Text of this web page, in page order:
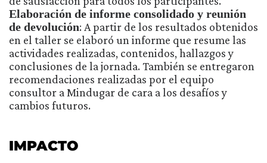
Elaboración de informe consolidado y reunión
de devolución: A partir de los resultados obtenidos
en el taller se elaboró un informe que resume las
actividades realizadas, contenidos, hallazgos y
conclusiones de la jornada. También se entregaron
recomendaciones realizadas por el equipo
consultor a Mindugar de cara a los desafíos y
cambios futuros.
IMPACTO